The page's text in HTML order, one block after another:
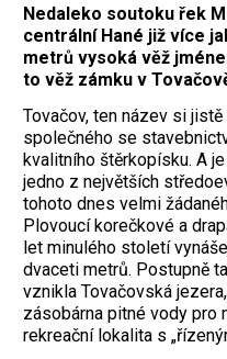
Nedaleko soutoku řek
centrální Hané již více
metrů vysoká věž
to věž zámku v
Tovačov, ten název si
společného se
kvalitního štěrkopísku. A
jedno z největších
tohoto dnes velmi
Plovoucí korečkové a
let minulého století
dvaceti metrů. Postupně
vznikla Tovačovská
zásobárna pitné vody pro
rekreační lokalita s